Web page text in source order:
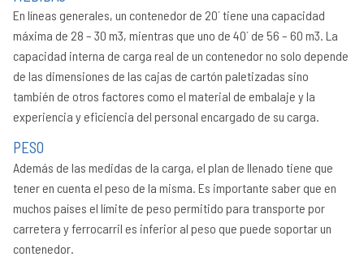
En líneas generales, un contenedor de 20´ tiene una capacidad
máxima de 28 – 30 m3, mientras que uno de 40´ de 56 – 60 m3. La
capacidad interna de carga real de un contenedor no solo depende
de las dimensiones de las cajas de cartón paletizadas sino
también de otros factores como el material de embalaje y la
experiencia y eficiencia del personal encargado de su carga.
PESO
Además de las medidas de la carga, el plan de llenado tiene que
tener en cuenta el peso de la misma. Es importante saber que en
muchos países el límite de peso permitido para transporte por
carretera y ferrocarril es inferior al peso que puede soportar un
contenedor.